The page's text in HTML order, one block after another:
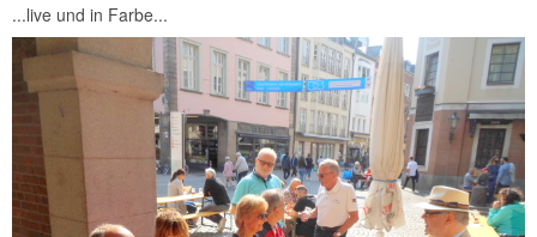
...live und in Farbe...